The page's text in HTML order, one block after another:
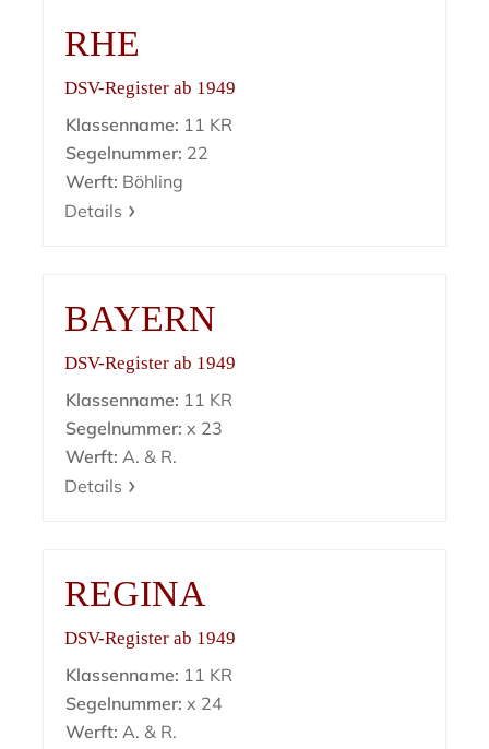
RHE
DSV-Register ab 1949
Klassenname: 11 KR
Segelnummer: 22
Werft: Böhling
Details
BAYERN
DSV-Register ab 1949
Klassenname: 11 KR
Segelnummer: x 23
Werft: A. & R.
Details
REGINA
DSV-Register ab 1949
Klassenname: 11 KR
Segelnummer: x 24
Werft: A. & R.